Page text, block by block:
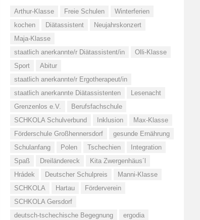
Arthur-Klasse Freie Schulen
Winterferien
kochen
Diätassistent
Neujahrskonzert
Maja-Klasse
staatlich anerkannte/r Diätassistent/in
Olli-Klasse
Sport
Abitur
staatlich anerkannte/r Ergotherapeut/in
staatlich anerkannte Diätassistenten
Lesenacht
Grenzenlos e.V.
Berufsfachschule
SCHKOLA Schulverbund
Inklusion
Max-Klasse
Förderschule Großhennersdorf
gesunde Ernährung
Schulanfang
Polen Tschechien
Integration
Spaß
Dreiländereck
Kita Zwergenhäus´l
Hrádek
Deutscher Schulpreis
Manni-Klasse
SCHKOLA
Hartau
Förderverein
SCHKOLA Gersdorf
deutsch-tschechische Begegnung
ergodia